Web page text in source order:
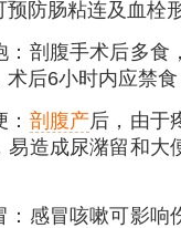
预防肠粘连及血栓
腹手术后多食
术后6小时内应禁
剖腹产后，由于
易造成尿潴留和大
冒咳嗽可影响